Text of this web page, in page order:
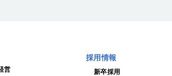
営
採用情報
新卒採用